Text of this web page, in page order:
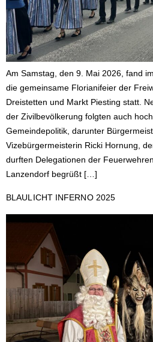
Am Samstag, den 9. Mai 2026, fand
die gemeinsame Florianifeier der
Dreistetten und Markt Piesting statt.
der Zivilbevölkerung folgten auch
Gemeindepolitik, darunter
Vizebürgermeisterin Ricki Hornung,
durften Delegationen der
Lanzendorf begrüßt […]
BLAULICHT INFERNO 2025